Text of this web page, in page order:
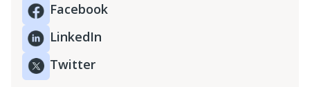
Facebook
LinkedIn
Twitter